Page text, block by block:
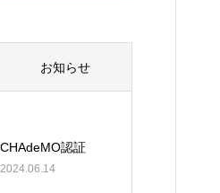
お知らせ
CHAdeMO認証
2024.06.14